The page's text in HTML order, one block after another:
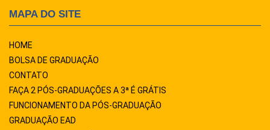
MAPA DO SITE
HOME
BOLSA DE GRADUAÇÃO
CONTATO
FAÇA 2 PÓS-GRADUAÇÕES A 3ª É GRÁTIS
FUNCIONAMENTO DA PÓS-GRADUAÇÃO
GRADUAÇÃO EAD